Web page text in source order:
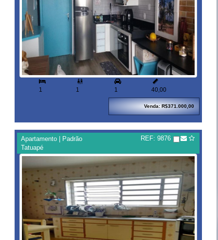
1

1 1

40,00
Venda: R$371.000,00
Apartamento | Padrão
Tatuapé
REF: 9876